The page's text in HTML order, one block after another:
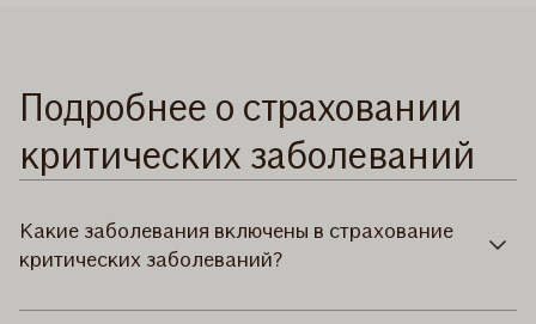
Подробнее о страховании
критических заболеваний
Какие заболевания включены в страхование
критических заболеваний?